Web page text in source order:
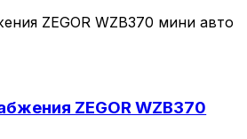
ZEGOR WZB370 мини авто
ZEGOR WZB370